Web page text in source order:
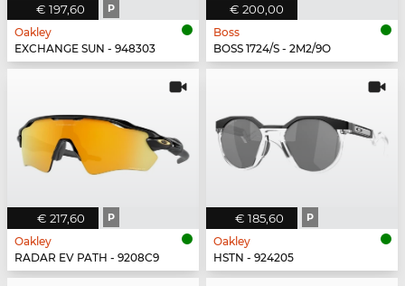
€ 197,60 P
Oakley
EXCHANGE SUN - 948303
€ 200,00
Boss
BOSS 1724/S - 2M2/9O
€ 217,60 P
Oakley
RADAR EV PATH - 9208C9
€ 185,60 P
Oakley
HSTN - 924205